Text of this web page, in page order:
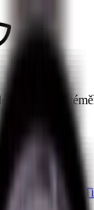
12 % na
🦉
& reklamace